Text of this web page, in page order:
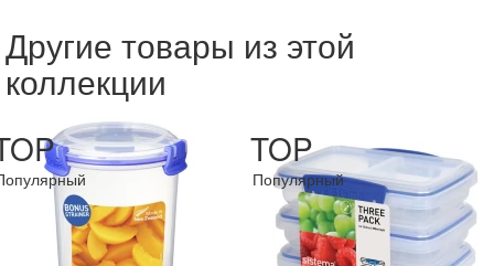
Другие товары из этой
коллекции
TOP
Популярный